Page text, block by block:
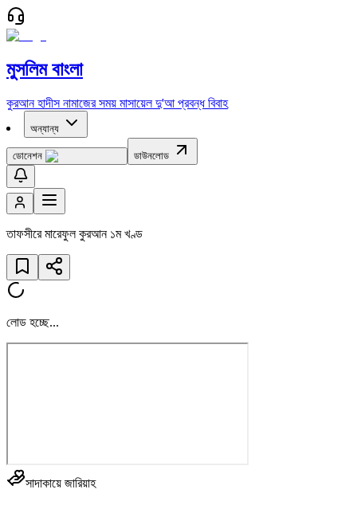
মুসলিম বাংলা
কুরআন হাদীস নামাজের সময় মাসায়েল দু'আ প্রবন্ধ বিবাহ
অন্যান্য
ডোনেশন ডাউনলোড
তাফসীরে মারেফুল কুরআন ১ম খণ্ড
লোড হচ্ছে...
সাদাকায়ে জারিয়াহ